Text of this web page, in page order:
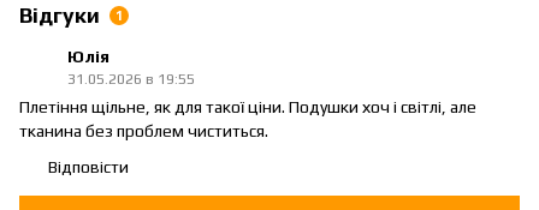
Відгуки 1
Юлія
31.05.2026 в 19:55
Плетіння щільне, як для такої ціни. Подушки хоч і світлі, але
тканина без проблем чиститься.
Відповісти